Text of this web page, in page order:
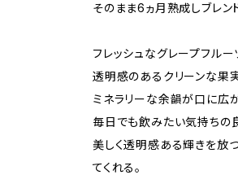
そのまま6ヵ月熟成しブレン
フレッシュなグレープフル
透明感のあるクリーンな果
ミネラリーな余韻が口に広が
毎日でも飲みたい気持ちの
美しく透明感ある輝きを放
てくれる。